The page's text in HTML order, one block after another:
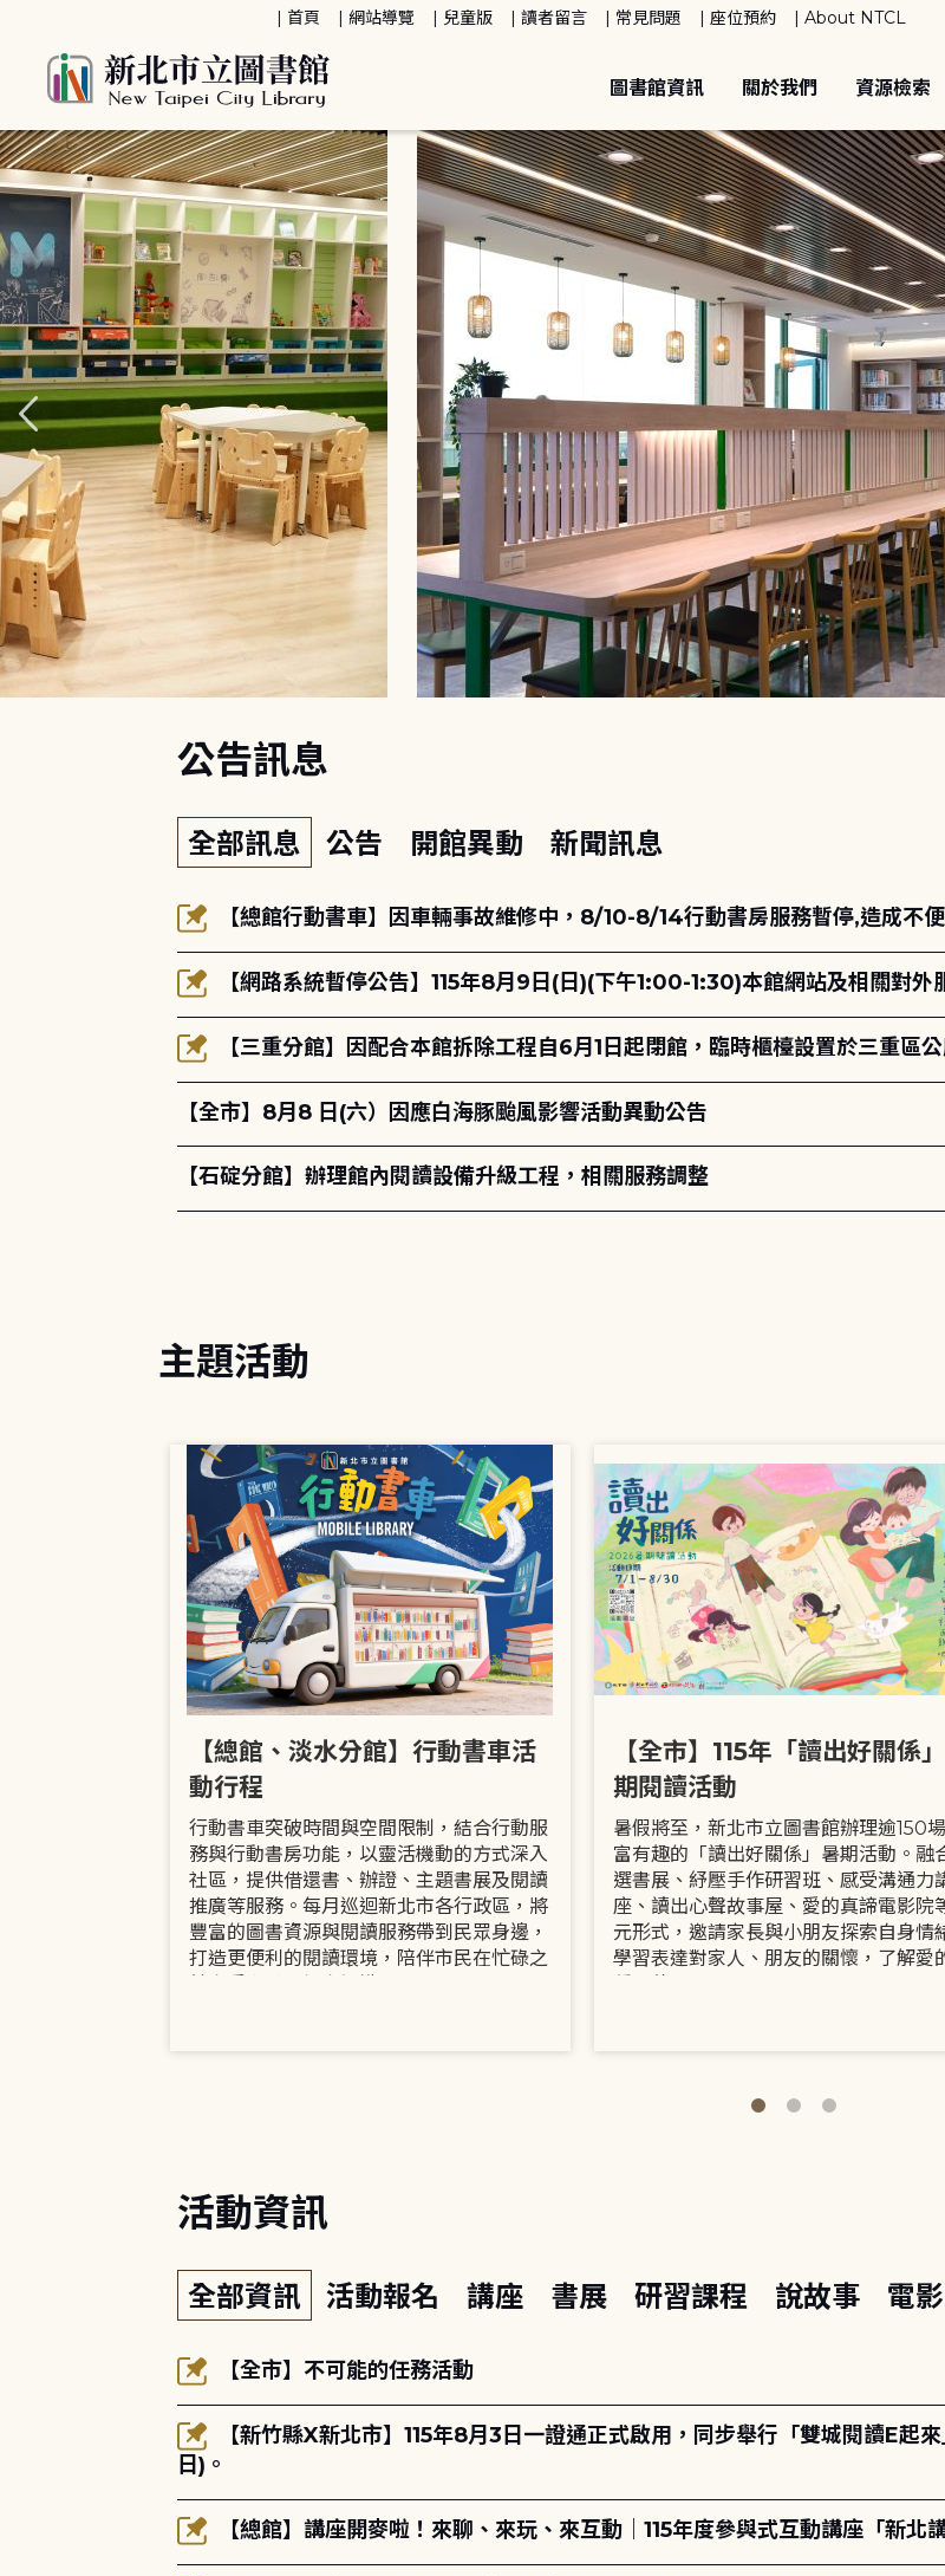
首頁 網站導覽 兒童版 讀者留言 常見問題 座位預約 About NTCL
圖書館資訊 關於我們 資源檢索
公告訊息
全部訊息 公告 開館異動 新聞訊息
【總館行動書車】因車輛事故維修中，8/10-8/14行動書房服務暫停,造成不
【網路系統暫停公告】115年8月9日(日)(下午1:00-1:30)本館網站及相關對外
【三重分館】因配合本館拆除工程自6月1日起閉館，臨時櫃檯設置於三重區
【全市】8月8 日(六）因應白海豚颱風影響活動異動公告
【石碇分館】辦理館內閱讀設備升級工程，相關服務調整
主題活動
【總館、淡水分館】行動書車活
動行程
行動書車突破時間與空間限制，結合行動服
務與行動書房功能，以靈活機動的方式深入
社區，提供借還書、辦證、主題書展及閱讀
推廣等服務。每月巡迴新北市各行政區，將
豐富的圖書資源與閱讀服務帶到民眾身邊，
打造更便利的閱讀環境，陪伴市民在忙碌之
【全市】115年「讀出好關係
期閱讀活動
暑假將至，新北市立圖書館辦理逾150
富有趣的「讀出好關係」暑期活動。融
選書展、紓壓手作研習班、感受溝通力
座、讀出心聲故事屋、愛的真諦電影院
元形式，邀請家長與小朋友探索自身情
學習表達對家人、朋友的關懷，了解愛
活動資訊
全部資訊 活動報名 講座 書展 研習課程 說故事 電
【全市】不可能的任務活動
【新竹縣X新北市】115年8月3日一證通正式啟用，同步舉行「雙城閱讀E起
日)。
【總館】講座開麥啦！來聊、來玩、來互動｜115年度參與式互動講座「新北